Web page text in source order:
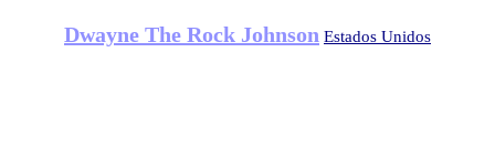
Dwayne The Rock Johnson Estados Unidos